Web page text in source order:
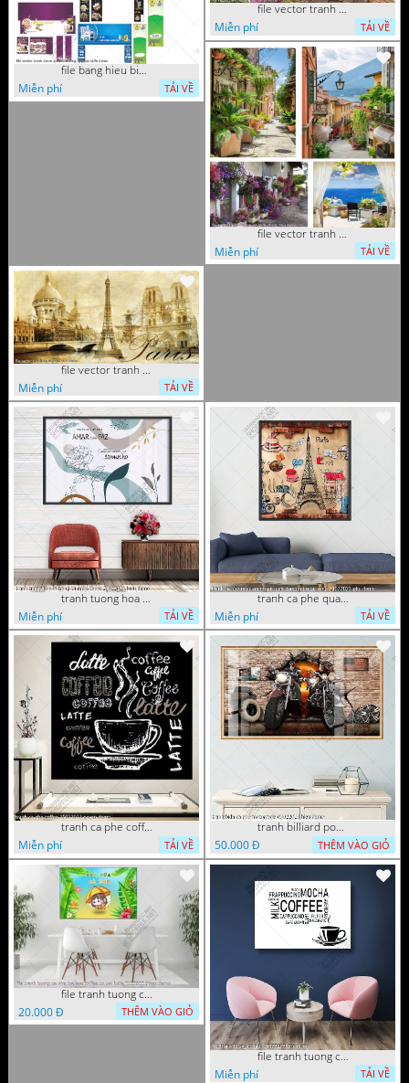
file bang hieu bien hieu ca phe vector tranh decor quan do uong tra sua caffe
Miễn phí
TẢI VỀ
file vector tranh decor quan caffe
Miễn phí
TẢI VỀ
file vector tranh decor quan caffe phong thuy
Miễn phí
TẢI VỀ
file vector tranh caffe paris xua
Miễn phí
TẢI VỀ
tranh tuong hoa la trang tri nghe thuat 23022023 hieu
Miễn phí
TẢI VỀ
tranh ca phe quan an do an paris banh mi ruou vang 21022023 phu
Miễn phí
TẢI VỀ
tranh ca phe coffee 15022023 quyen
Miễn phí
TẢI VỀ
tranh billiard pool snooker bi a bi-a tranh bida ca phe motorcycle 03022023 hieu
50.000 Đ
THÊM VÀO GIỎ
file tranh tuong ca phe tra sua coffee co gai kute 7122022 thien
20.000 Đ
THÊM VÀO GIỎ
file tranh tuong ca phe 17122022 tien
Miễn phí
TẢI VỀ